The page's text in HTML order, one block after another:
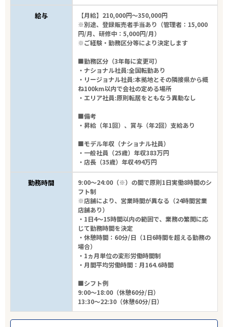
給与
【月給】210,000円～350,000円
※別途、登録販売者手当あり（管理者：15,000
円/月、研修中：5,000円/月）
※ご経験・勤務区分等により決定します
■勤務区分（3年毎に変更可）
・ナショナル社員:全国転勤あり
・リージョナル社員:本拠地とその隣接県から概
ね100km以内で会社の定める場所
・エリア社員:原則転居をともなう異動なし
■備考
・昇給（年1回）、賞与（年2回）支給あり
■モデル年収（ナショナル社員）
・一般社員（25歳）年収383万円
・店長（35歳）年収494万円
勤務時間
9:00～24:00（※）の間で原則1日実働8時間のシ
フト制
※店舗により、営業時間が異なる（24時間営業
店舗あり）
・1日4～15時間以内の範囲で、業務の繁閑に応
じて勤務時間を決定
・休憩時間：60分/日（1日6時間を超える勤務の
場合）
・1ヵ月単位の変形労働時間制
・月間平均労働時間：月164.6時間
■シフト例
9:00～18:00（休憩60分/日）
13:30～22:30（休憩60分/日）